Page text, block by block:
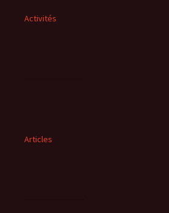
Activités
Articles